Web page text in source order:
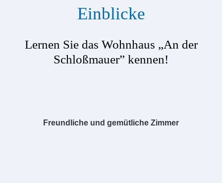
Einblicke
Lernen Sie das Wohnhaus „An der
Schloßmauer” kennen!
Freundliche und gemütliche Zimmer